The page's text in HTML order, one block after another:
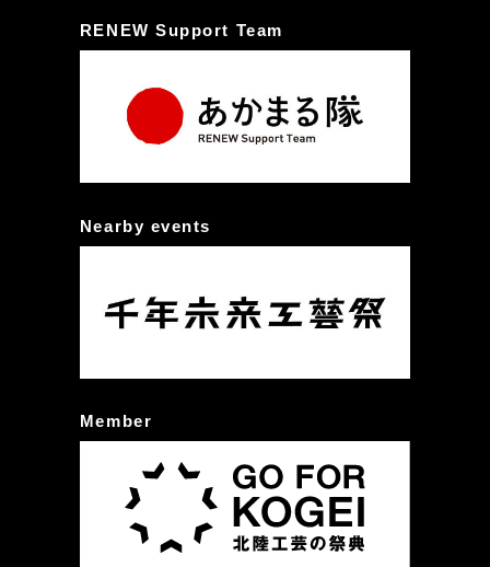
RENEW Support Team
Nearby events
Member